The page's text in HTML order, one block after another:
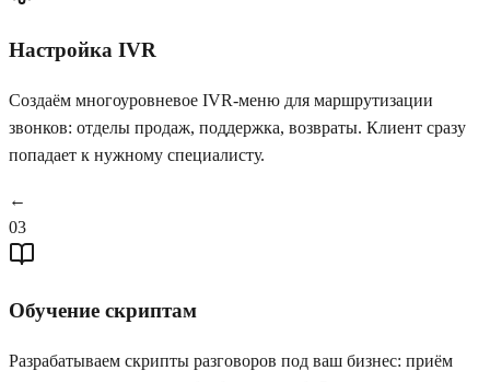
Настройка IVR
Создаём многоуровневое IVR-меню для маршрутизации
звонков: отделы продаж, поддержка, возвраты. Клиент сразу
попадает к нужному специалисту.
←
03
Обучение скриптам
Разрабатываем скрипты разговоров под ваш бизнес: приём